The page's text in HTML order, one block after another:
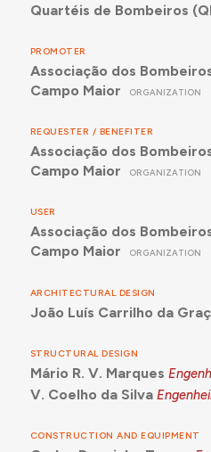
Quartéis de Bombeiros
PROMOTER
Associação dos
Campo Maior
ORGANIZATION
REQUESTER / BENEFITER
Associação dos
Campo Maior
ORGANIZATION
USER
Associação dos
Campo Maior
ORGANIZATION
ARCHITECTURAL DESIGN
João Luís Carrilho da
STRUCTURAL DESIGN
Mário R. V. Marques
V. Coelho da Silva
CONSTRUCTION AND EQUIPMENT